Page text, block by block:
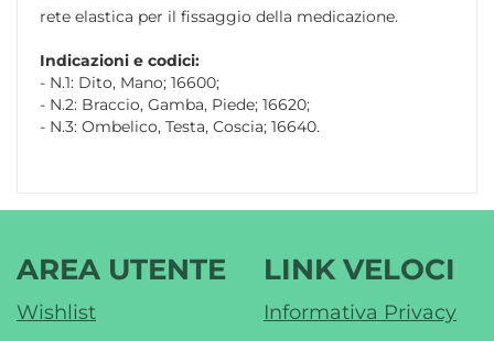
rete elastica per il fissaggio della medicazione.
Indicazioni e codici:
- N.1: Dito, Mano; 16600;
- N.2: Braccio, Gamba, Piede; 16620;
- N.3: Ombelico, Testa, Coscia; 16640.
AREA UTENTE
Wishlist
LINK VELOCI
Informativa Privacy